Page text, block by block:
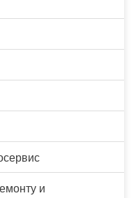
и